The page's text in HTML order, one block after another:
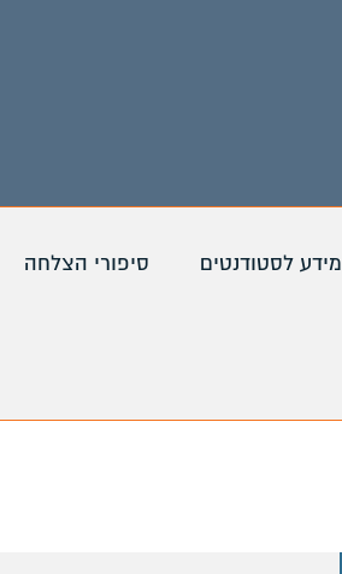
מידע לסטודנטים סיפורי הצלחה